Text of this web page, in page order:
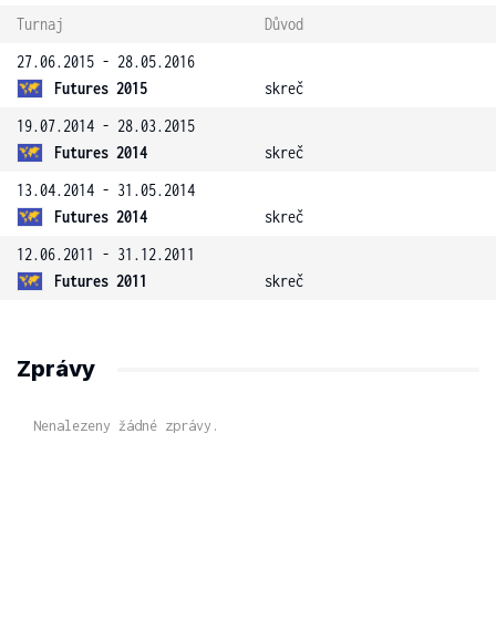
Turnaj
Důvod
27.06.2015 - 28.05.2016
Futures 2015
skreč
19.07.2014 - 28.03.2015
Futures 2014
skreč
13.04.2014 - 31.05.2014
Futures 2014
skreč
12.06.2011 - 31.12.2011
Futures 2011
skreč
Zprávy
Nenalezeny žádné zprávy.